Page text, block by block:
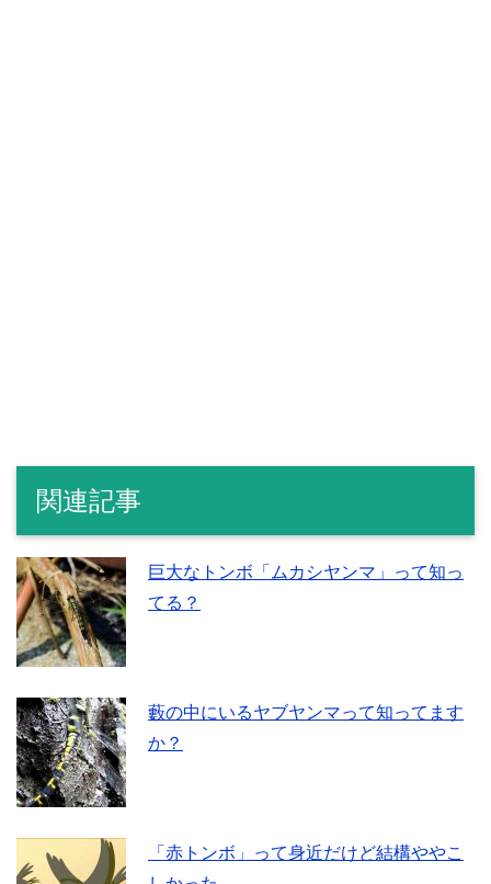
関連記事
巨大なトンボ「ムカシヤンマ」って知っ
てる？
藪の中にいるヤブヤンマって知ってます
か？
「赤トンボ」って身近だけど結構ややこ